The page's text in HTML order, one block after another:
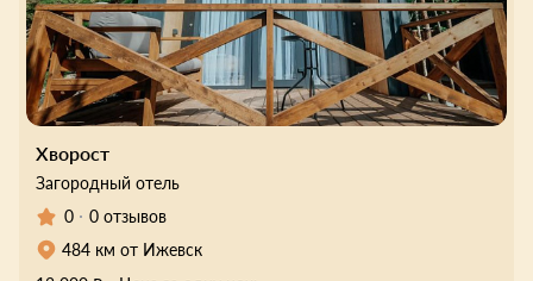
Хворост
Загородный отель
0
0 отзывов
484 км от Ижевск